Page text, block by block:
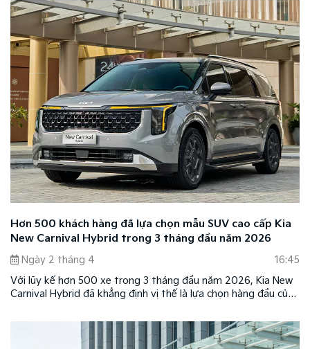
Hơn 500 khách hàng đã lựa chọn mẫu SUV cao cấp Kia
New Carnival Hybrid trong 3 tháng đầu năm 2026
Ngày 2 tháng 4
16:45
Với lũy kế hơn 500 xe trong 3 tháng đầu năm 2026, Kia New
Carnival Hybrid đã khẳng định vị thế là lựa chọn hàng đầu của
niềm tin của số đông khách hàng.